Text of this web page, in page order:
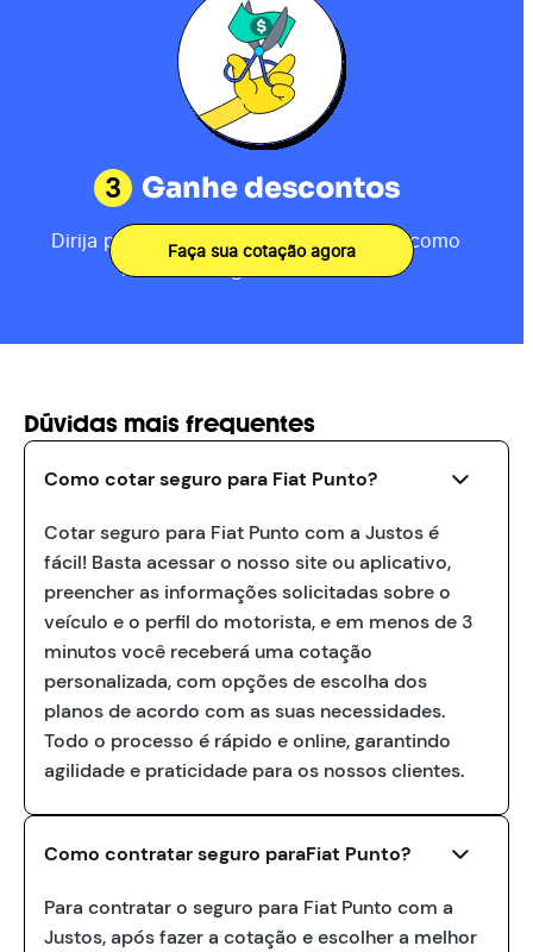
3 Ganhe descontos
Dirija por 80km, receba sua pontuação como
motorista e ganhe descontos.
Faça sua cotação agora
Dúvidas mais frequentes
Como cotar seguro para Fiat Punto?
Cotar seguro para Fiat Punto com a Justos é
fácil! Basta acessar o nosso site ou aplicativo,
preencher as informações solicitadas sobre o
veículo e o perfil do motorista, e em menos de 3
minutos você receberá uma cotação
personalizada, com opções de escolha dos
planos de acordo com as suas necessidades.
Todo o processo é rápido e online, garantindo
agilidade e praticidade para os nossos clientes.
Como contratar seguro paraFiat Punto?
Para contratar o seguro para Fiat Punto com a
Justos, após fazer a cotação e escolher a melhor